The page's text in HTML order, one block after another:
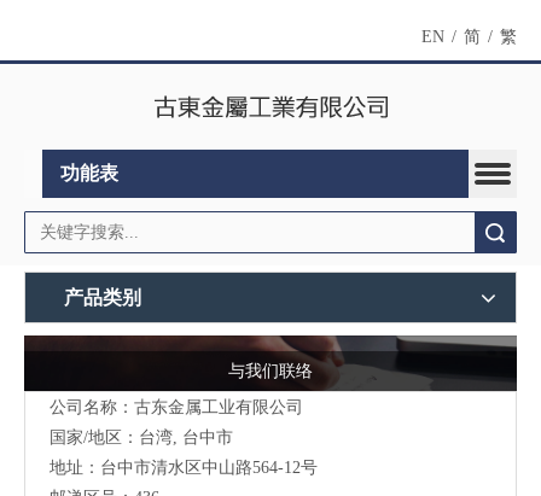
EN / 简 / 繁
功能表
产品类别
与我们联络
公司名称：古东金属工业有限公司
国家/地区：台湾, 台中市
地址：台中市清水区中山路564-12号